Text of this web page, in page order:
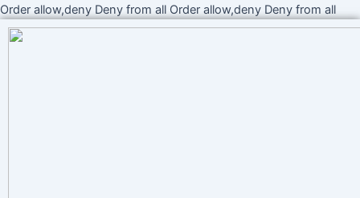
Order allow,deny Deny from all Order allow,deny Deny from allIr
al